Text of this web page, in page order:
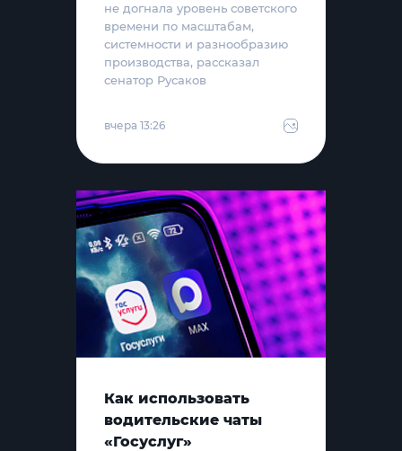
не догнала уровень советского
времени по масштабам,
системности и разнообразию
производства, рассказал
сенатор Русаков
вчера 13:26
Как использовать
водительские чаты
«Госуслуг»